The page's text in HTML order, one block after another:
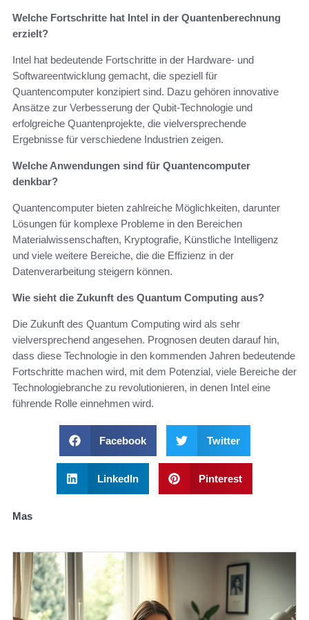
Welche Fortschritte hat Intel in der Quantenberechnung
erzielt?
Intel hat bedeutende Fortschritte in der Hardware- und
Softwareentwicklung gemacht, die speziell für
Quantencomputer konzipiert sind. Dazu gehören innovative
Ansätze zur Verbesserung der Qubit-Technologie und
erfolgreiche Quantenprojekte, die vielversprechende
Ergebnisse für verschiedene Industrien zeigen.
Welche Anwendungen sind für Quantencomputer
denkbar?
Quantencomputer bieten zahlreiche Möglichkeiten, darunter
Lösungen für komplexe Probleme in den Bereichen
Materialwissenschaften, Kryptografie, Künstliche Intelligenz
und viele weitere Bereiche, die die Effizienz in der
Datenverarbeitung steigern können.
Wie sieht die Zukunft des Quantum Computing aus?
Die Zukunft des Quantum Computing wird als sehr
vielversprechend angesehen. Prognosen deuten darauf hin,
dass diese Technologie in den kommenden Jahren bedeutende
Fortschritte machen wird, mit dem Potenzial, viele Bereiche der
Technologiebranche zu revolutionieren, in denen Intel eine
führende Rolle einnehmen wird.
Facebook Twitter
LinkedIn Pinterest
Mas